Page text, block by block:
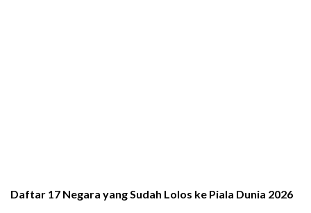
Daftar 17 Negara yang Sudah Lolos ke Piala Dunia 2026